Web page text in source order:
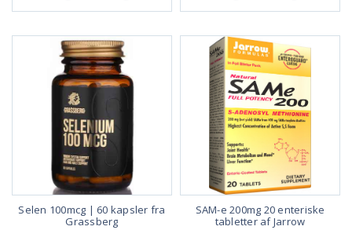
Selen 100mcg | 60 kapsler fra
Grassberg
SAM-e 200mg 20 enteriske
tabletter af Jarrow